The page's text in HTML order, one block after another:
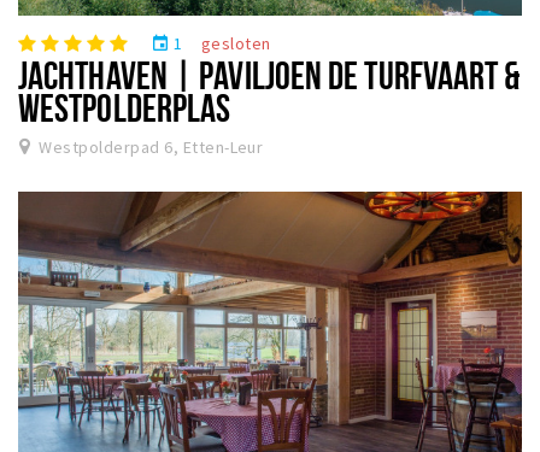
event 1 gesloten
JACHTHAVEN | PAVILJOEN DE TURFVAART &
WESTPOLDERPLAS
Westpolderpad 6, Etten-Leur